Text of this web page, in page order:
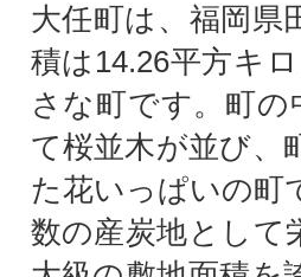
大任町は、福岡県
積は14.26平方キ
さな町です。町
て桜並木が並び、
た花いっぱいの町
数の産炭地として